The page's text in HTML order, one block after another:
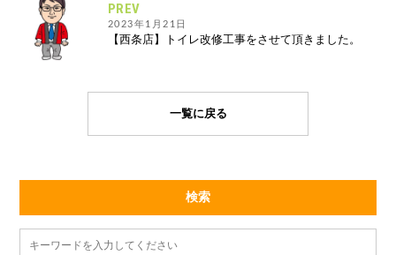
PREV
2023年1月21日
【西条店】トイレ改修工事をさせて頂きました。
一覧に戻る
検索